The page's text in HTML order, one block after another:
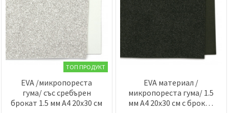
ТОП ПРОДУКТ
EVA /микропореста
гума/ със сребърен
брокат 1.5 мм А4 20x30 см
EVA материал /
микропореста гума/ 1.5
мм А4 20x30 см с брокат